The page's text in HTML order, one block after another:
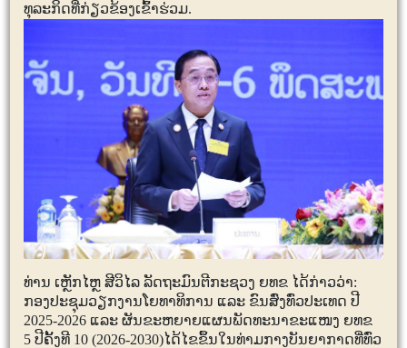
ທຸລະກິດທີ່ກ່ຽວຂ້ອງເຂົ້າຮ່ວມ.
ທ່ານ ເຫຼັກໄຫຼ ສີວິໄລ ລັດຖະມົນຕີກະຊວງ ຍທຂ ໄດ້ກ່າວວ່າ:
ກອງປະຊຸມວຽກງານໂຍທາທິການ ແລະ ຂົນສົ່ງທົ່ວປະເທດ ປີ
2025-2026 ແລະ ຜັນຂະຫຍາຍແຜນພັດທະນາຂະແໜງ ຍທຂ
5 ປີຄັ້ງທີ 10 (2026-2030)ໄດ້ໄຂຂຶ້ນໃນທ່າມກາງບັນຍາກາດທີ່ທົ່ວ